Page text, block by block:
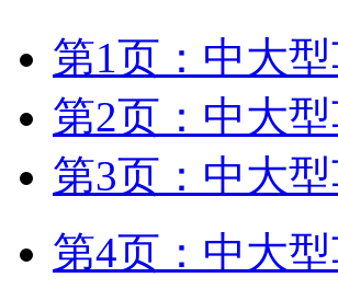
第1页：中大
第2页：中大
第3页：中大
第4页：中大